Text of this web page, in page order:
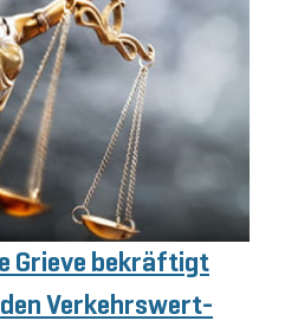
Grieve bekräftigt
Verkehrswert-